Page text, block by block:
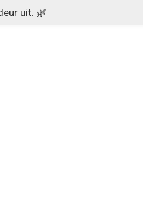
uit. 🌿